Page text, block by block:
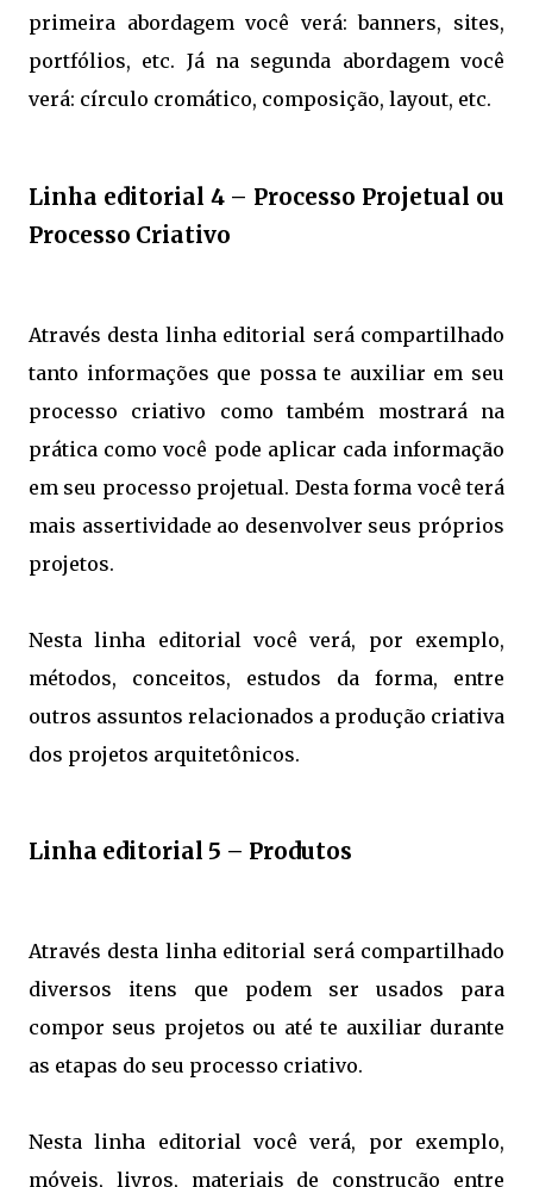
primeira abordagem você verá: banners, sites,
portfólios, etc. Já na segunda abordagem você
verá: círculo cromático, composição, layout, etc.
Linha editorial 4 – Processo Projetual ou
Processo Criativo
Através desta linha editorial será compartilhado
tanto informações que possa te auxiliar em seu
processo criativo como também mostrará na
prática como você pode aplicar cada informação
em seu processo projetual. Desta forma você terá
mais assertividade ao desenvolver seus próprios
projetos.
Nesta linha editorial você verá, por exemplo,
métodos, conceitos, estudos da forma, entre
outros assuntos relacionados a produção criativa
dos projetos arquitetônicos.
Linha editorial 5 – Produtos
Através desta linha editorial será compartilhado
diversos itens que podem ser usados para
compor seus projetos ou até te auxiliar durante
as etapas do seu processo criativo.
Nesta linha editorial você verá, por exemplo,
móveis, livros, materiais de construção entre